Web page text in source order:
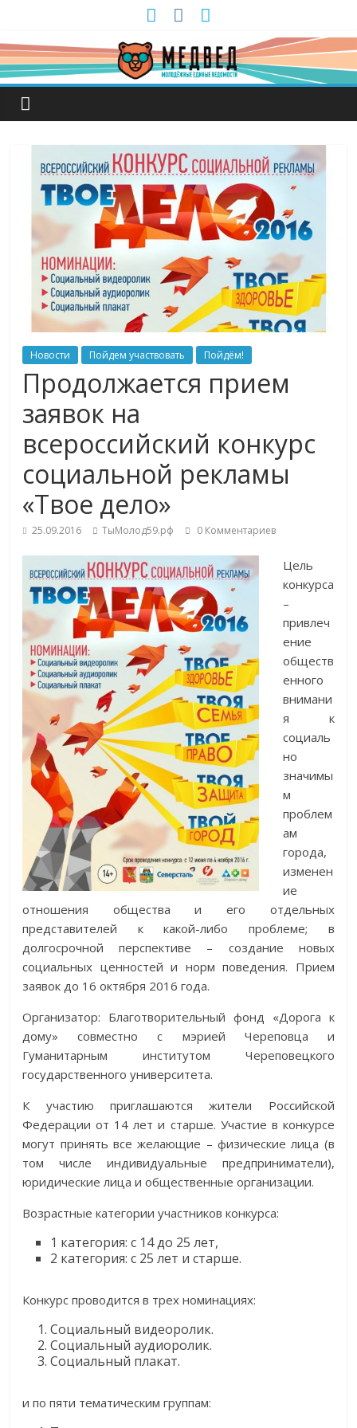
Новости Пойдем участвовать Пойдём!
Продолжается прием
заявок на
всероссийский конкурс
социальной рекламы
«Твое дело»
25.09.2016 ТыМолод59.рф 0 Комментариев
Цель
конкурса
–
привлеч
ение
обществ
енного
внимани
я к
социаль
но
значимы
м
проблем
ам
города,
изменен
ие
отношения общества и его отдельных
представителей к какой-либо проблеме; в
долгосрочной перспективе – создание новых
социальных ценностей и норм поведения. Прием
заявок до 16 октября 2016 года.
Организатор: Благотворительный фонд «Дорога к
дому» совместно с мэрией Череповца и
Гуманитарным институтом Череповецкого
государственного университета.
К участию приглашаются жители Российской
Федерации от 14 лет и старше. Участие в конкурсе
могут принять все желающие – физические лица (в
том числе индивидуальные предприниматели),
юридические лица и общественные организации.
Возрастные категории участников конкурса:
1 категория: с 14 до 25 лет,
2 категория: с 25 лет и старше.
Конкурс проводится в трех номинациях:
Социальный видеоролик.
Социальный аудиоролик.
Социальный плакат.
и по пяти тематическим группам: